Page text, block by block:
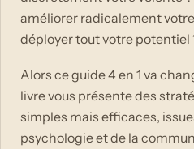
améliorer radicalement
déployer tout votre potentiel
Alors ce guide 4 en 1 va
livre vous présente des
simples mais efficaces,
psychologie et de la